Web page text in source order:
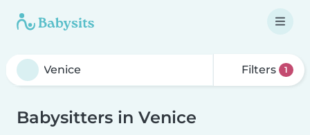
Filters 1
Babysitters in Venice